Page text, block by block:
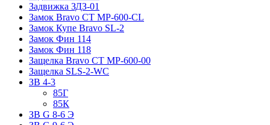
Задвижка ЗДЗ-01
Замок Bravo СТ MP-600-CL
Замок Купе Bravo SL-2
Замок Фин 114
Замок Фин 118
Защелка Bravo СТ MP-600-00
Защелка SLS-2-WC
ЗВ 4-3
85Г
85К
ЗВ G 8-6 Э